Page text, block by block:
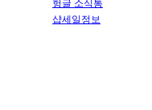
헝글 소식통
샵세일정보